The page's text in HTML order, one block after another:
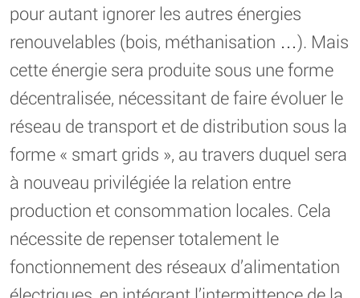
pour autant ignorer les autres énergies
renouvelables (bois, méthanisation …). Mais
cette énergie sera produite sous une forme
décentralisée, nécessitant de faire évoluer le
réseau de transport et de distribution sous la
forme « smart grids », au travers duquel sera
à nouveau privilégiée la relation entre
production et consommation locales. Cela
nécessite de repenser totalement le
fonctionnement des réseaux d’alimentation